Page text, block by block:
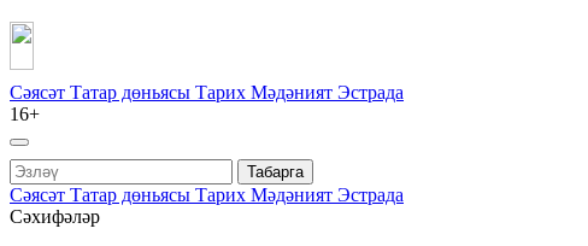
Сәясәт Татар дөньясы Тарих Мәдәният Эстрада
16+
Табарга
Сәясәт Татар дөньясы Тарих Мәдәният Эстрада
Сәхифәләр